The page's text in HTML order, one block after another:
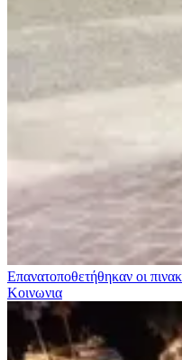
Επανατοποθετήθηκαν οι
Κοινωνια